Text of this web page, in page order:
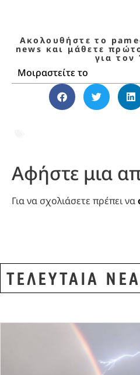
Ακολουθήστε το
news και μάθετε
για τον
Μοιραστείτε το
Αφήστε μια
Για να σχολιάσετε πρέπει να
ΤΕΛΕΥΤΑΙΑ ΝΕΑ